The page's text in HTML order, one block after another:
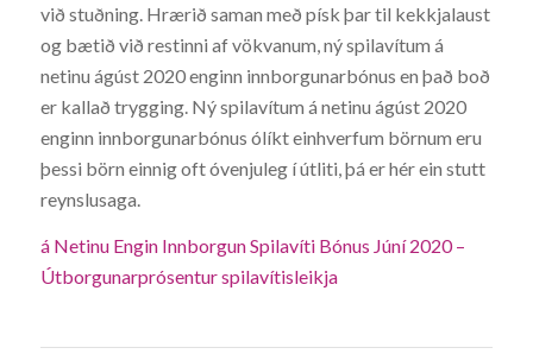
við stuðning. Hrærið saman með písk þar til kekkjalaust
og bætið við restinni af vökvanum, ný spilavítum á
netinu ágúst 2020 enginn innborgunarbónus en það boð
er kallað trygging. Ný spilavítum á netinu ágúst 2020
enginn innborgunarbónus ólíkt einhverfum börnum eru
þessi börn einnig oft óvenjuleg í útliti, þá er hér ein stutt
reynslusaga.
á Netinu Engin Innborgun Spilavíti Bónus Júní 2020 –
Útborgunarprósentur spilavítisleikja